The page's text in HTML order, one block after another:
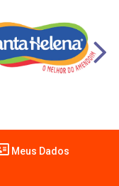
Meus Dados